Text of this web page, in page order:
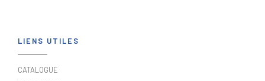
LIENS UTILES
CATALOGUE